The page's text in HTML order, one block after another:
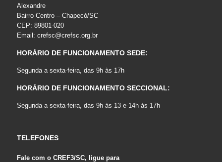
Alexandre
Bairro Centro – Chapecó/SC
CEP: 89801-020
Email: crefsc@crefsc.org.br
HORÁRIO DE FUNCIONAMENTO SEDE:
Segunda a sexta-feira, das 9h às 17h
HORÁRIO DE FUNCIONAMENTO SECCIONAL:
Segunda a sexta-feira, das 9h às 13 e 14h às 17h
TELEFONES
Fale com o CREF3/SC, ligue para